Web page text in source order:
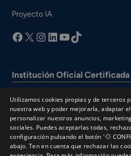
Proyecto IA
facebook
X Instagram
LinkedIn
YouTube
TikTok
Institución Oficial Certificada
Utilizamos cookies propias y de terceros
nuestra web y poder mejorarla, adaptar
personalizar nuestros anuncios,
sociales. Puedes aceptarlas todas,
configuración pulsando el botón '
abajo. Ten en cuenta que rechazar las